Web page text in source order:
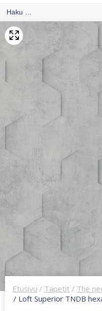
Etusivu / Tapetit / The
/ Loft Superior TNDB